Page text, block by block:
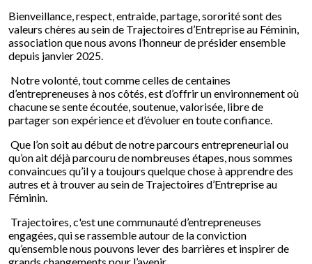
Bienveillance, respect, entraide, partage, sororité sont des
valeurs chères au sein de Trajectoires d’Entreprise au Féminin,
association que nous avons l’honneur de présider ensemble
depuis janvier 2025.
Notre volonté, tout comme celles de centaines
d’entrepreneuses à nos côtés, est d’offrir un environnement où
chacune se sente écoutée, soutenue, valorisée, libre de
partager son expérience et d’évoluer en toute confiance.
Que l’on soit au début de notre parcours entrepreneurial ou
qu’on ait déjà parcouru de nombreuses étapes, nous sommes
convaincues qu’il y a toujours quelque chose à apprendre des
autres et à trouver au sein de Trajectoires d’Entreprise au
Féminin.
Trajectoires, c'est une communauté d’entrepreneuses
engagées, qui se rassemble autour de la conviction
qu’ensemble nous pouvons lever des barrières et inspirer de